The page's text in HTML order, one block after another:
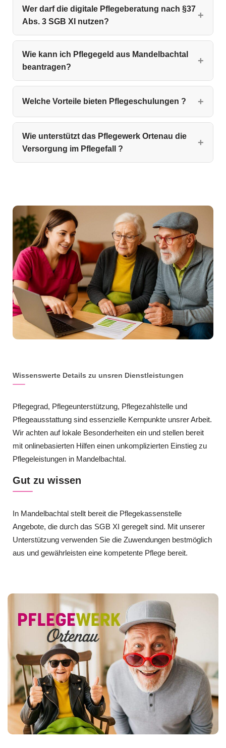
Wer darf die digitale Pflegeberatung nach §37
Abs. 3 SGB XI nutzen?
Wie kann ich Pflegegeld aus Mandelbachtal
beantragen?
Welche Vorteile bieten Pflegeschulungen ?
Wie unterstützt das Pflegewerk Ortenau die
Versorgung im Pflegefall ?
Wissenswerte Details zu unsren Dienstleistungen
Pflegegrad, Pflegeunterstützung, Pflegezahlstelle und
Pflegeausstattung sind essenzielle Kernpunkte unsrer Arbeit.
Wir achten auf lokale Besonderheiten ein und stellen bereit
mit onlinebasierten Hilfen einen unkomplizierten Einstieg zu
Pflegeleistungen in Mandelbachtal.
Gut zu wissen
In Mandelbachtal stellt bereit die Pflegekassenstelle
Angebote, die durch das SGB XI geregelt sind. Mit unserer
Unterstützung verwenden Sie die Zuwendungen bestmöglich
aus und gewährleisten eine kompetente Pflege bereit.